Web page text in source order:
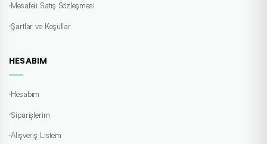
Mesafeli Satış Sözleşmesi
Şartlar ve Koşullar
HESABIM
Hesabım
Siparişlerim
Alışveriş Listem